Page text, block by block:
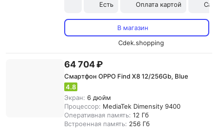
Есть Оплата картой
В магазин
Cdek.shopping
64 704 ₽
Смартфон OPPO Find X8 12/256Gb, Blue
4.8
Экран: 6 дюйм
Процессор: MediaTek Dimensity 9400
Оперативная память: 12 Гб
Встроенная память: 256 Гб